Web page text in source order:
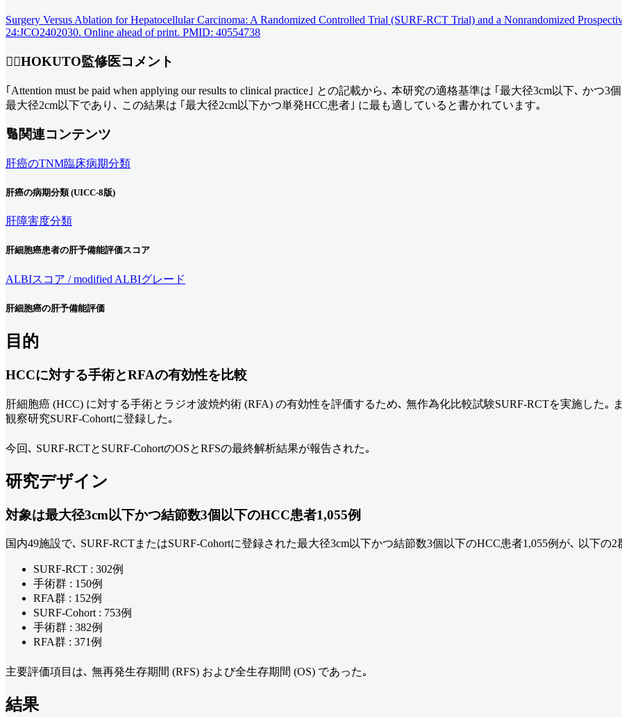
Surgery Versus Ablation for Hepatocellular Carcinoma: A Randomized Controlled Trial (SURF-RCT Trial) and a Nonrandomized
24:JCO2402030. Online ahead of print. PMID: 40554738
👨‍⚕️HOKUTO監修医コメント
｢Attention must be paid when applying our results to clinical practice｣ との記載から､ 本研究の適格基準は ｢最大径3cm以下､ か
最大径2cm以下であり､ この結果は ｢最大径2cm以下かつ単発HCC患者｣ に最も適していると書かれています｡
🔢関連コンテンツ
肝癌のTNM臨床病期分類
肝癌の病期分類 (UICC-8版)
肝障害度分類
肝細胞癌患者の肝予備能評価スコア
ALBIスコア / modified ALBIグレード
肝細胞癌の肝予備能評価
目的
HCCに対する手術とRFAの有効性を比較
肝細胞癌 (HCC) に対する手術とラジオ波焼灼術 (RFA) の有効性を評価するため､ 無作為化比較試験SURF-RCTを実施した｡
観察研究SURF-Cohortに登録した｡
今回､ SURF-RCTとSURF-CohortのOSとRFSの最終解析結果が報告された｡
研究デザイン
対象は最大径3cm以下かつ結節数3個以下のHCC患者1,055例
国内49施設で､ SURF-RCTまたはSURF-Cohortに登録された最大径3cm以下かつ結節数3個以下のHCC患者1,055例が､ 以下の
SURF-RCT : 302例
手術群 : 150例
RFA群 : 152例
SURF-Cohort : 753例
手術群 : 382例
RFA群 : 371例
主要評価項目は､ 無再発生存期間 (RFS) および全生存期間 (OS) であった｡
結果